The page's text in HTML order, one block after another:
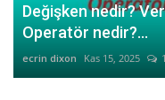
Değişken nedir?
Operatör nedir?...
ecrin dixon Kas 15, 2025 1